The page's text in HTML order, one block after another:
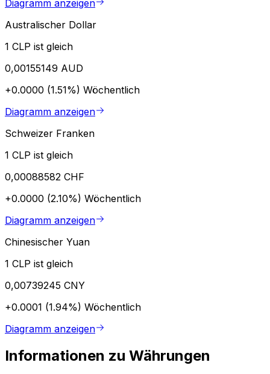
Diagramm anzeigen
Australischer Dollar
1 CLP ist gleich
0,00155149 AUD
+0.0000 (1.51%) Wöchentlich
Diagramm anzeigen
Schweizer Franken
1 CLP ist gleich
0,00088582 CHF
+0.0000 (2.10%) Wöchentlich
Diagramm anzeigen
Chinesischer Yuan
1 CLP ist gleich
0,00739245 CNY
+0.0001 (1.94%) Wöchentlich
Diagramm anzeigen
Informationen zu Währungen